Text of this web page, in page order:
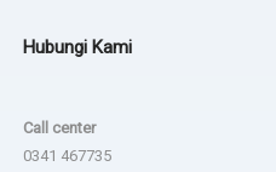
- dsgfad
Hubungi Kami
Call center
0341 467735